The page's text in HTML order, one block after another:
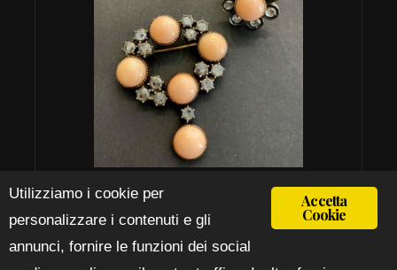
ISCRIVITI ALLA NEWSLETTER >
Accetta
Cookie
Utilizziamo i cookie per
personalizzare i contenuti e gli
annunci, fornire le funzioni dei social